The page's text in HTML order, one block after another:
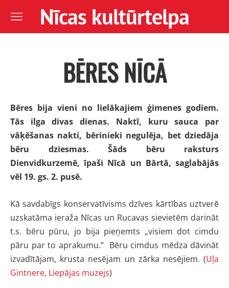
Nīcas kultūrtelpa
BĒRES NĪCĀ
Bēres bija vieni no lielākajiem ģimenes godiem.
Tās ilga divas dienas. Naktī, kuru sauca par
vāķēšanas nakti, bērinieki negulēja, bet dziedāja
bēru dziesmas. Šāds bēru raksturs
Dienvidkurzemē, īpaši Nīcā un Bārtā, saglabājās
vēl 19. gs. 2. pusē.
Kā savdabīgs konservatīvisms dzīves kārtības uztverē
uzskatāma ieraža Nīcas un Rucavas sievietēm darināt
t.s. bēru pūru, jo bija pieņemts „visiem dot cimdu
pāru par to aprakumu.” Bēru cimdus mēdza dāvināt
izvadītājam, krusta nesējam un zārka nesējiem. (Uļa
Gintnere, Liepājas muzejs)